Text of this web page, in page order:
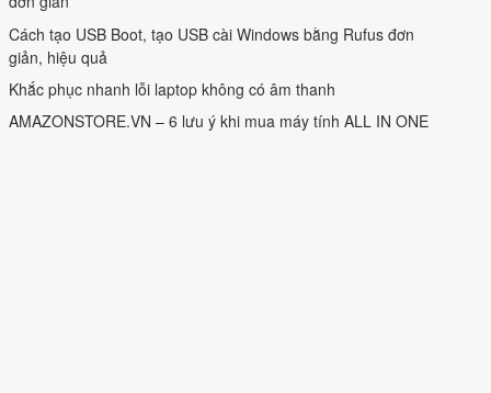
Cách tạo USB Boot, tạo USB cài Windows bằng Rufus đơn
giản, hiệu quả
Khắc phục nhanh lỗi laptop không có âm thanh
AMAZONSTORE.VN – 6 lưu ý khi mua máy tính ALL IN ONE